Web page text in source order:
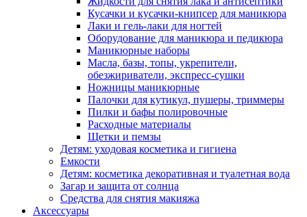
Кусачки и кусачки-книпсер для маникюра
Лаки и гель-лаки для ногтей
Оборудование для маникюра и педикюра
Маникюрные наборы
Масла, базы, топы, укрепители,
обезжириватели, экспресс-сушки
Ножницы маникюрные
Палочки для кутикул, пушеры, триммеры
Пилки и бафы полировочные
Расходные материалы
Щетки и пемзы
Детям: уходовая косметика и гигиена
Емкости
Детям: косметика декоративная и туалетная вода
Загар и защита от солнца
Средства для снятия макияжа
Аксессуары